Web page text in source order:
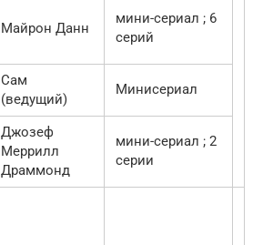
Майрон Данн
мини-сериал ; 6
серий
Сам
(ведущий)
Минисериал
Джозеф
Меррилл
Драммонд
мини-сериал ; 2
серии